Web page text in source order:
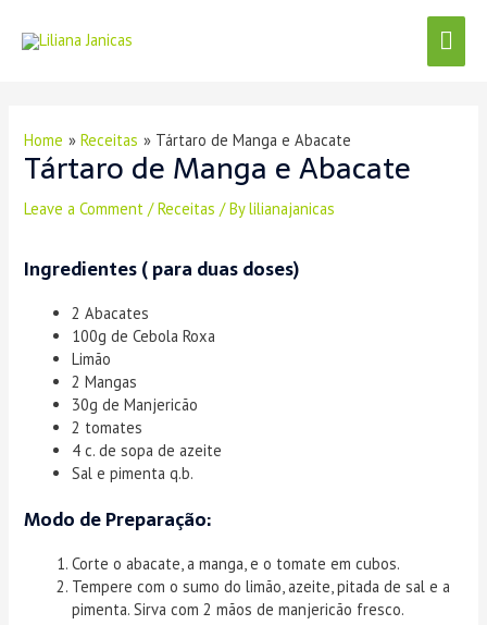
content
Home Receitas Tártaro de Manga e Abacate
Tártaro de Manga e Abacate
Leave a Comment /Receitas / Bylilianajanicas
Ingredientes ( para duas doses)
2 Abacates
100g de Cebola Roxa
Limão
2 Mangas
30g de Manjericão
2 tomates
4 c. de sopa de azeite
Sal e pimenta q.b.
Modo de Preparação:
Corte o abacate, a manga, e o tomate em cubos.
Tempere com o sumo do limão, azeite, pitada de sal e a
pimenta. Sirva com 2 mãos de manjericão fresco.